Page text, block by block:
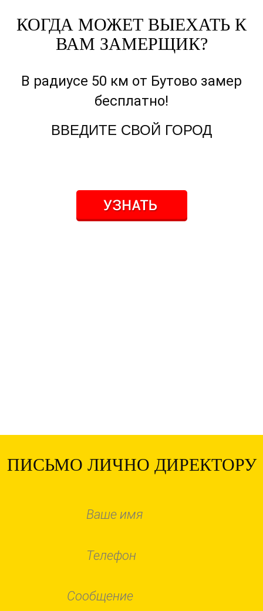
КОГДА МОЖЕТ ВЫЕХАТЬ К
ВАМ ЗАМЕРЩИК?
В радиусе 50 км от Бутово замер
бесплатно!
ВВЕДИТЕ СВОЙ ГОРОД
ПИСЬМО ЛИЧНО ДИРЕКТОРУ